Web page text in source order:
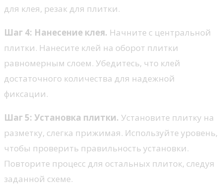
для клея, резак для плитки.
Шаг 4: Нанесение клея. Начните с центральной
плитки. Нанесите клей на оборот плитки
равномерным слоем. Убедитесь, что клей
достаточного количества для надежной
фиксации.
Шаг 5: Установка плитки. Установите плитку на
разметку, слегка прижимая. Используйте уровень,
чтобы проверить правильность установки.
Повторите процесс для остальных плиток, следуя
заданной схеме.